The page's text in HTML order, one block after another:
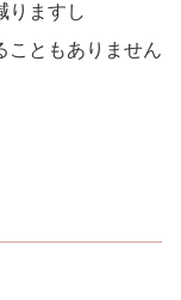
りますし
こともありません